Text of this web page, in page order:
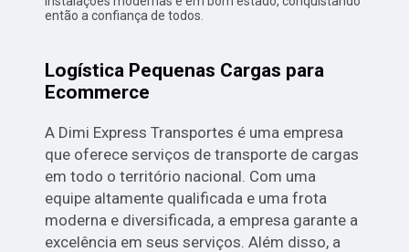
então a confiança de todos.
Logística Pequenas Cargas para
Ecommerce
A Dimi Express Transportes é uma empresa
que oferece serviços de transporte de cargas
em todo o território nacional. Com uma
equipe altamente qualificada e uma frota
moderna e diversificada, a empresa garante a
excelência em seus serviços. Além disso, a